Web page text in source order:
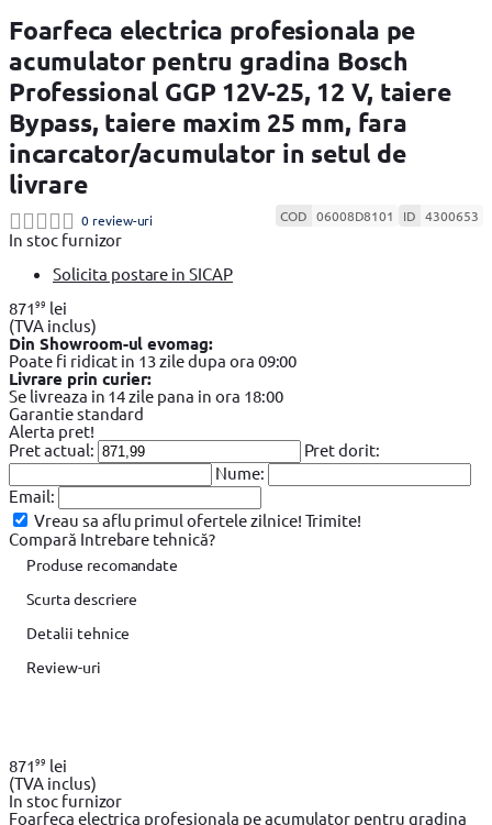
Foarfeca electrica profesionala pe
acumulator pentru gradina Bosch
Professional GGP 12V-25, 12 V, taiere
Bypass, taiere maxim 25 mm, fara
incarcator/acumulator in setul de
livrare
0 review-uri COD 06008D8101 ID 4300653
In stoc furnizor
Solicita postare in SICAP
87199 lei
(TVA inclus)
Din Showroom-ul evomag:
Poate fi ridicat in 13 zile dupa ora 09:00
Livrare prin curier:
Se livreaza in 14 zile pana in ora 18:00
Garantie standard
Alerta pret!
Pret actual:
Pret dorit:
Nume:
Email:
Vreau sa aflu primul ofertele zilnice! Trimite!
Compară Intrebare tehnică?
Produse recomandate
Scurta descriere
Detalii tehnice
Review-uri
87199 lei
(TVA inclus)
In stoc furnizor
Foarfeca electrica profesionala pe acumulator pentru gradina